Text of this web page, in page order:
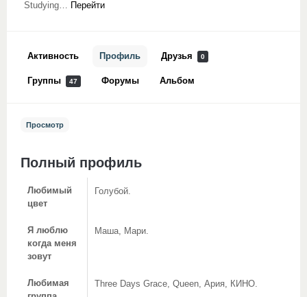
Studying… Перейти
Активность Профиль Друзья 0
Группы 47 Форумы Альбом
Просмотр
Полный профиль
Любимый
цвет
Голубой.
Я люблю
когда меня
зовут
Маша, Мари.
Любимая
Three Days Grace, Queen, Ария, КИНО.